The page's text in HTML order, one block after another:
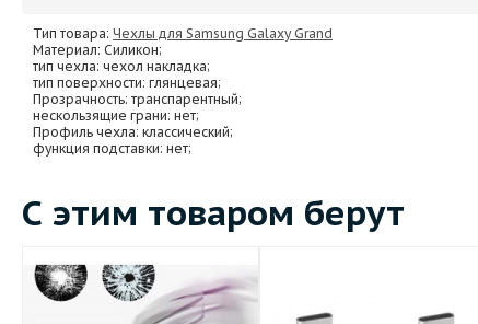
Тип товара: Чехлы для Samsung Galaxy Grand
Материал: Силикон;
тип чехла: чехол накладка;
тип поверхности: глянцевая;
Прозрачность: транспарентный;
нескользящие грани: нет;
Профиль чехла: классический;
функция подставки: нет;
С этим товаром берут